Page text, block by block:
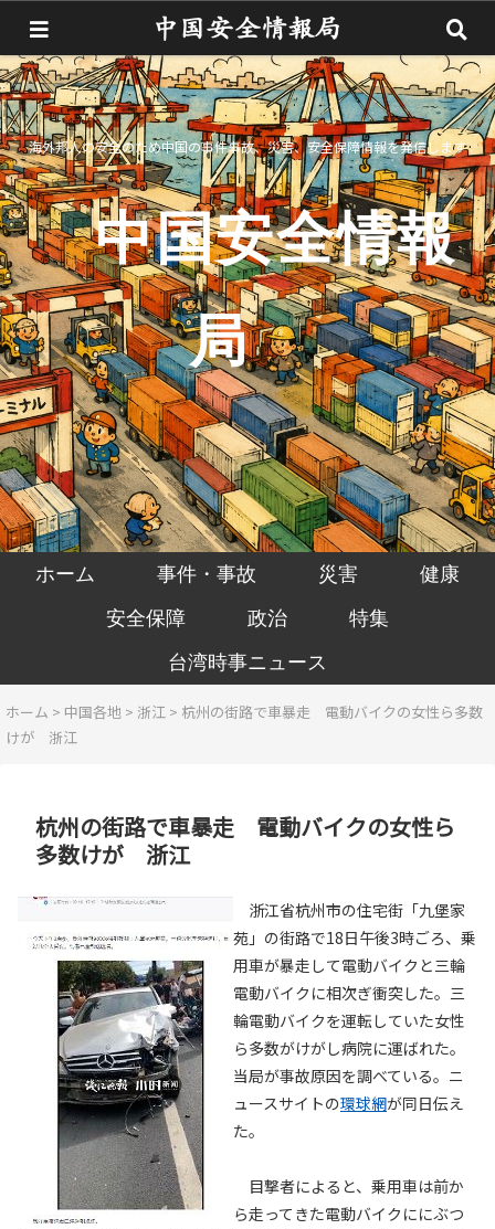
海外邦人の安全のため中国の事件事故、災害、安全保障情報を発信します
中国安全情報
局
ホーム 事件・事故 災害
健康
安全保障
政治
特集
台湾時事ニュース
ホーム > 中国各地 >浙江 > 杭州の街路で車暴走 電動バイクの女性ら多数
けが 浙江
杭州の街路で車暴走 電動バイクの女性ら
多数けが 浙江
浙江省杭州市の住宅街「九堡家
苑」の街路で18日午後3時ごろ、乗
用車が暴走して電動バイクと三輪
電動バイクに相次ぎ衝突した。三
輪電動バイクを運転していた女性
ら多数がけがし病院に運ばれた。
当局が事故原因を調べている。ニ
ュースサイトの環球網が同日伝え
た。
目撃者によると、乗用車は前か
ら走ってきた電動バイクににぶつ